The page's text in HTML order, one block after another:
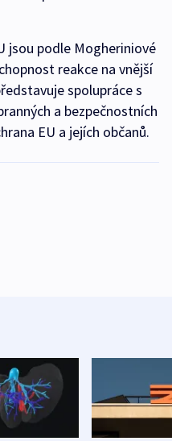
jsou podle Mogheriniové
reakce na vnější
spolupráce s
a bezpečnostních
EU a jejích občanů.